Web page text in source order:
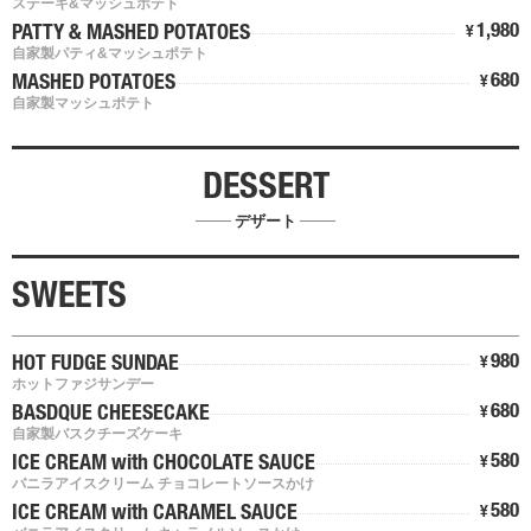
ステーキ&マッシュポテト
PATTY & MASHED POTATOES
自家製パティ&マッシュポテト
¥ 1,980
MASHED POTATOES
自家製マッシュポテト
¥ 680
DESSERT
デザート
SWEETS
HOT FUDGE SUNDAE
ホットファジサンデー
¥ 980
BASDQUE CHEESECAKE
自家製バスクチーズケーキ
¥ 680
ICE CREAM with CHOCOLATE SAUCE
バニラアイスクリーム チョコレートソースかけ
¥ 580
ICE CREAM with CARAMEL SAUCE ¥ 580